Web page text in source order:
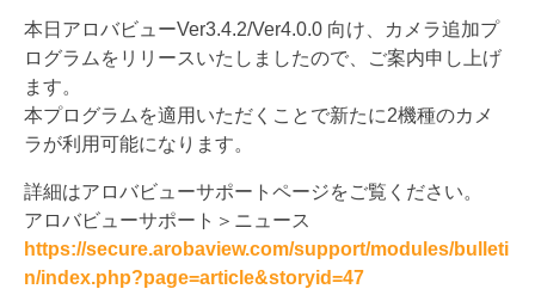
本日アロバビューVer3.4.2/Ver4.0.0 向け、カメラ追加プ
ログラムをリリースいたしましたので、ご案内申し上げ
ます。
本プログラムを適用いただくことで新たに2機種のカメ
ラが利用可能になります。
詳細はアロバビューサポートページをご覧ください。
アロバビューサポート＞ニュース
https://secure.arobaview.com/support/modules/bulleti
n/index.php?page=article&storyid=47